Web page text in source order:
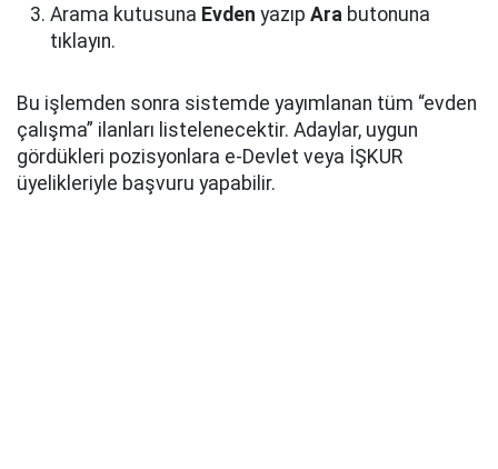
Arama kutusuna Evden yazıp Ara butonuna
tıklayın.
Bu işlemden sonra sistemde yayımlanan tüm “evden
çalışma” ilanları listelenecektir. Adaylar, uygun
gördükleri pozisyonlara e-Devlet veya İŞKUR
üyelikleriyle başvuru yapabilir.